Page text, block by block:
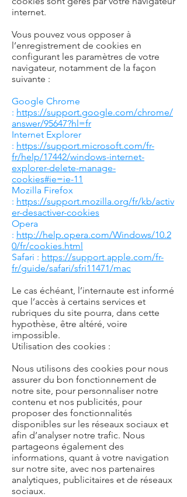
internet.
Vous pouvez vous opposer à
l’enregistrement de cookies en
configurant les paramètres de votre
navigateur, notamment de la façon
suivante :
Google Chrome
: https://support.google.com/chrome/
answer/95647?hl=fr
Internet Explorer
: https://support.microsoft.com/fr-
fr/help/17442/windows-internet-
explorer-delete-manage-
cookies#ie=ie-11
Mozilla Firefox
: https://support.mozilla.org/fr/kb/activ
er-desactiver-cookies
Opera
: http://help.opera.com/Windows/10.2
0/fr/cookies.html
Safari : https://support.apple.com/fr-
fr/guide/safari/sfri11471/mac
Le cas échéant, l’internaute est informé
que l’accès à certains services et
rubriques du site pourra, dans cette
hypothèse, être altéré, voire
impossible.
Utilisation des cookies :
Nous utilisons des cookies pour nous
assurer du bon fonctionnement de
notre site, pour personnaliser notre
contenu et nos publicités, pour
proposer des fonctionnalités
disponibles sur les réseaux sociaux et
afin d’analyser notre trafic. Nous
partageons également des
informations, quant à votre navigation
sur notre site, avec nos partenaires
analytiques, publicitaires et de réseaux
sociaux.